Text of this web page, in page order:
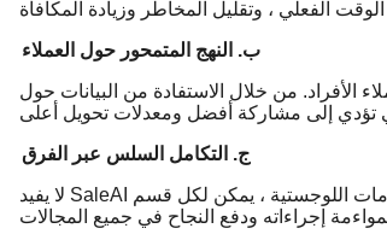
ب. النهج المتمحور حول العملاء
الأفراد. من خلال الاستفادة من البيانات حول
ج. التكامل السلس عبر الفرق
لا يفيد SaleAI فريق المبيعات الخاص بك فحسب - بل يفيد عملك بالكامل. من التسويق إلى الخدمات اللوجستية ، يمكن لكل قسم